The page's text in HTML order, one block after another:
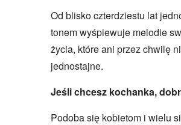
Od blisko czterdziestu lat
tonem wyśpiewuje melodie
życia, które ani przez chwilę
jednostajne.
Jeśli chcesz kochanka,
Podoba się kobietom i wielu